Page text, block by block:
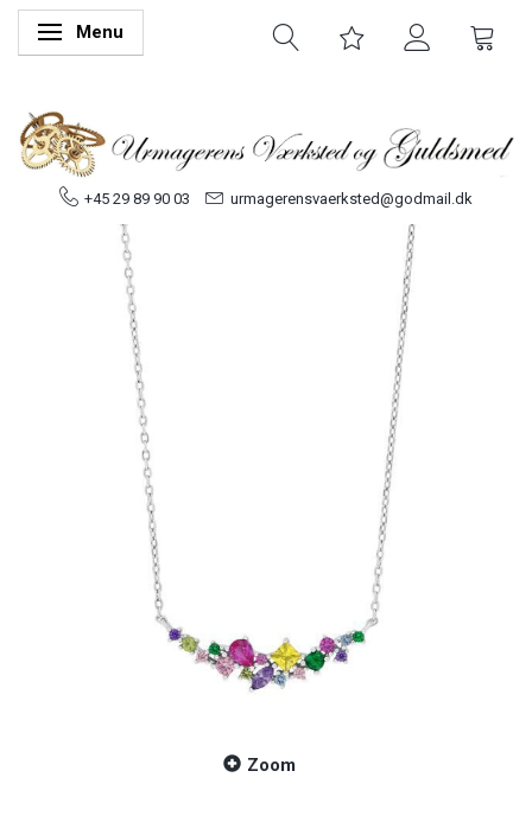
Skifte navigation
Menu
+45 29 89 90 03 urmagerensvaerksted@godmail.dk
Zoom